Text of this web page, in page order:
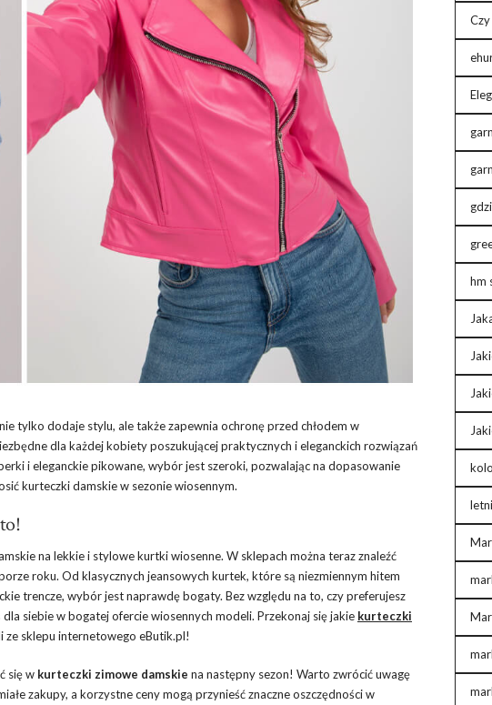
tylko dodaje stylu, ale także zapewnia ochronę przed chłodem w
dla każdej kobiety poszukującej praktycznych i eleganckich rozwiązań
i eleganckie pikowane, wybór jest szeroki, pozwalając na dopasowanie
kurteczki damskie w sezonie wiosennym.
na lekkie i stylowe kurtki wiosenne. W sklepach można teraz znaleźć
roku. Od klasycznych jeansowych kurtek, które są niezmiennym hitem
trencze, wybór jest naprawdę bogaty. Bez względu na to, czy preferujesz
siebie w bogatej ofercie wiosennych modeli. Przekonaj się jakie kurteczki
ze sklepu internetowego eButik.pl!
się w kurteczki zimowe damskie na następny sezon! Warto zwrócić uwagę
zakupy, a korzystne ceny mogą przynieść znaczne oszczędności w
hm